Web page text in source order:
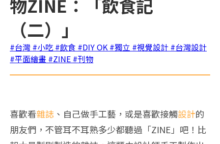
（二）」
#台灣 #小吃 #飲食 #DIY OK #獨立 #視覺設計 #台灣設計
#平面繪畫 #ZINE #刊物
喜歡看雜誌 、自己做手工藝，或是喜歡接觸設計的
朋友們，不管耳不耳熟多少都聽過「ZINE」吧！比